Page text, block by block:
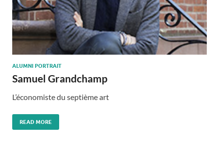
ALUMNI PORTRAIT
Samuel Grandchamp
L’économiste du septième art
READ MORE